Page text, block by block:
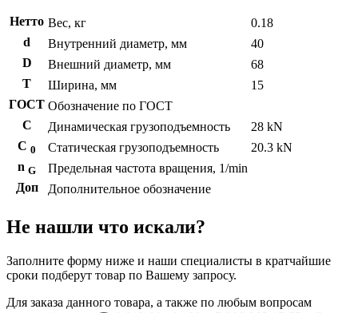
Нетто Вес, кг
0.18
d
Внутренний диаметр, мм
40
D
Внешний диаметр, мм
68
T
Ширина, мм
15
ГОСТ Обозначение по ГОСТ
C
Динамическая грузоподъемность
28 kN
С 0 Статическая грузоподъемность
20.3 kN
n G
Предельная частота вращения, 1/min
Доп
Дополнительное обозначение
Не нашли что искали?
Заполните форму ниже и наши специалисты в кратчайшие
сроки подберут товар по Вашему запросу.
Для заказа данного товара, а также по любым вопросам